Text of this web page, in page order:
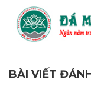
BÀI VIẾT